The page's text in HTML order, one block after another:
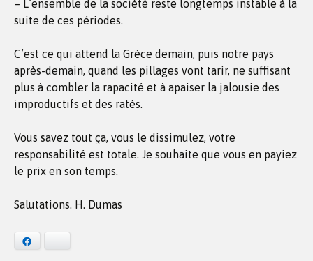
– L’ensemble de la société reste longtemps instable à la
suite de ces périodes.
C’est ce qui attend la Grèce demain, puis notre pays
après-demain, quand les pillages vont tarir, ne suffisant
plus à combler la rapacité et à apaiser la jalousie des
improductifs et des ratés.
Vous savez tout ça, vous le dissimulez, votre
responsabilité est totale. Je souhaite que vous en payiez
le prix en son temps.
Salutations. H. Dumas